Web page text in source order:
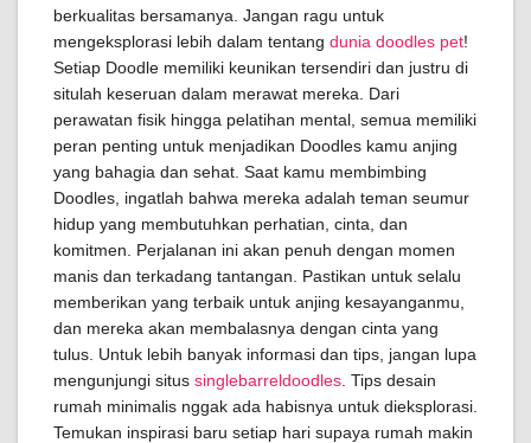
berkualitas bersamanya. Jangan ragu untuk
mengeksplorasi lebih dalam tentang dunia doodles pet!
Setiap Doodle memiliki keunikan tersendiri dan justru di
situlah keseruan dalam merawat mereka. Dari
perawatan fisik hingga pelatihan mental, semua memiliki
peran penting untuk menjadikan Doodles kamu anjing
yang bahagia dan sehat. Saat kamu membimbing
Doodles, ingatlah bahwa mereka adalah teman seumur
hidup yang membutuhkan perhatian, cinta, dan
komitmen. Perjalanan ini akan penuh dengan momen
manis dan terkadang tantangan. Pastikan untuk selalu
memberikan yang terbaik untuk anjing kesayanganmu,
dan mereka akan membalasnya dengan cinta yang
tulus. Untuk lebih banyak informasi dan tips, jangan lupa
mengunjungi situs singlebarreldoodles . Tips desain
rumah minimalis nggak ada habisnya untuk dieksplorasi.
Temukan inspirasi baru setiap hari supaya rumah makin